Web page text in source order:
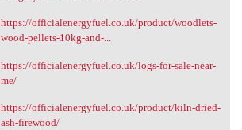
https://officialenergyfuel.co.uk/product/woodlets-
wood-pellets-10kg-and-...
https://officialenergyfuel.co.uk/logs-for-sale-near-
me/
https://officialenergyfuel.co.uk/product/kiln-dried-
ash-firewood/